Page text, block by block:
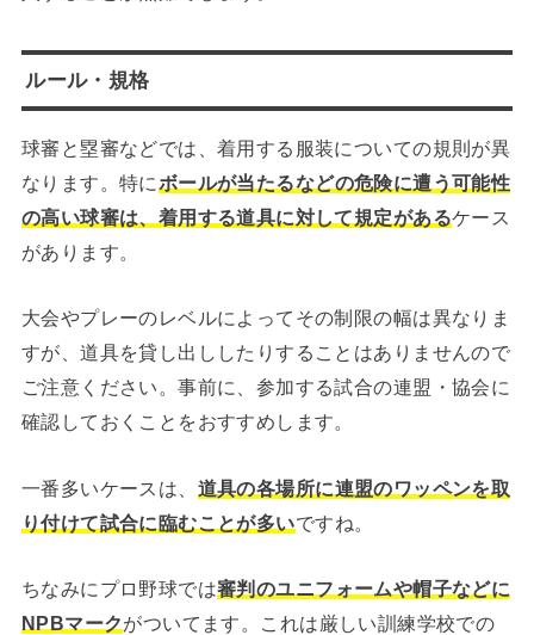
ルール・規格
球審と塁審などでは、着用する服装についての規則が異
なります。特にボールが当たるなどの危険に遭う可能性
の高い球審は、着用する道具に対して規定があるケース
があります。
大会やプレーのレベルによってその制限の幅は異なりま
すが、道具を貸し出ししたりすることはありませんので
ご注意ください。事前に、参加する試合の連盟・協会に
確認しておくことをおすすめします。
一番多いケースは、 道具の各場所に連盟のワッペンを取
り付けて試合に臨むことが多いですね。
ちなみにプロ野球では審判のユニフォームや帽子などに
NPBマークがついてます。これは厳しい訓練学校での